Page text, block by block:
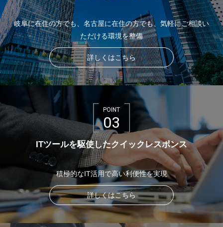
岐阜に在住の方でも、名古屋に在住の方でも、気軽にご相談い
ただける環境を整備
詳しくはこちら
POINT
03
ITツールを駆使したクイックレスポンス
積極的なIT活用で高い利便性を実現
詳しくはこちら